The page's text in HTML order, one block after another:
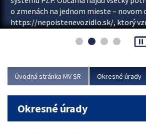
o zmenách na jednom mieste –
https://nepoistenevozidlo.sk/, ktorý
asociácie poisťovní (SLASPO) a
Viac
Úvodná stránka MV SR Okresné úrady
Okresné úrady